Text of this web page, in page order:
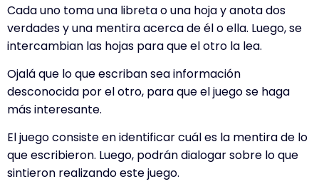
Cada uno toma una libreta o una hoja y anota dos
verdades y una mentira acerca de él o ella. Luego, se
intercambian las hojas para que el otro la lea.
Ojalá que lo que escriban sea información
desconocida por el otro, para que el juego se haga
más interesante.
El juego consiste en identificar cuál es la mentira de lo
que escribieron. Luego, podrán dialogar sobre lo que
sintieron realizando este juego.